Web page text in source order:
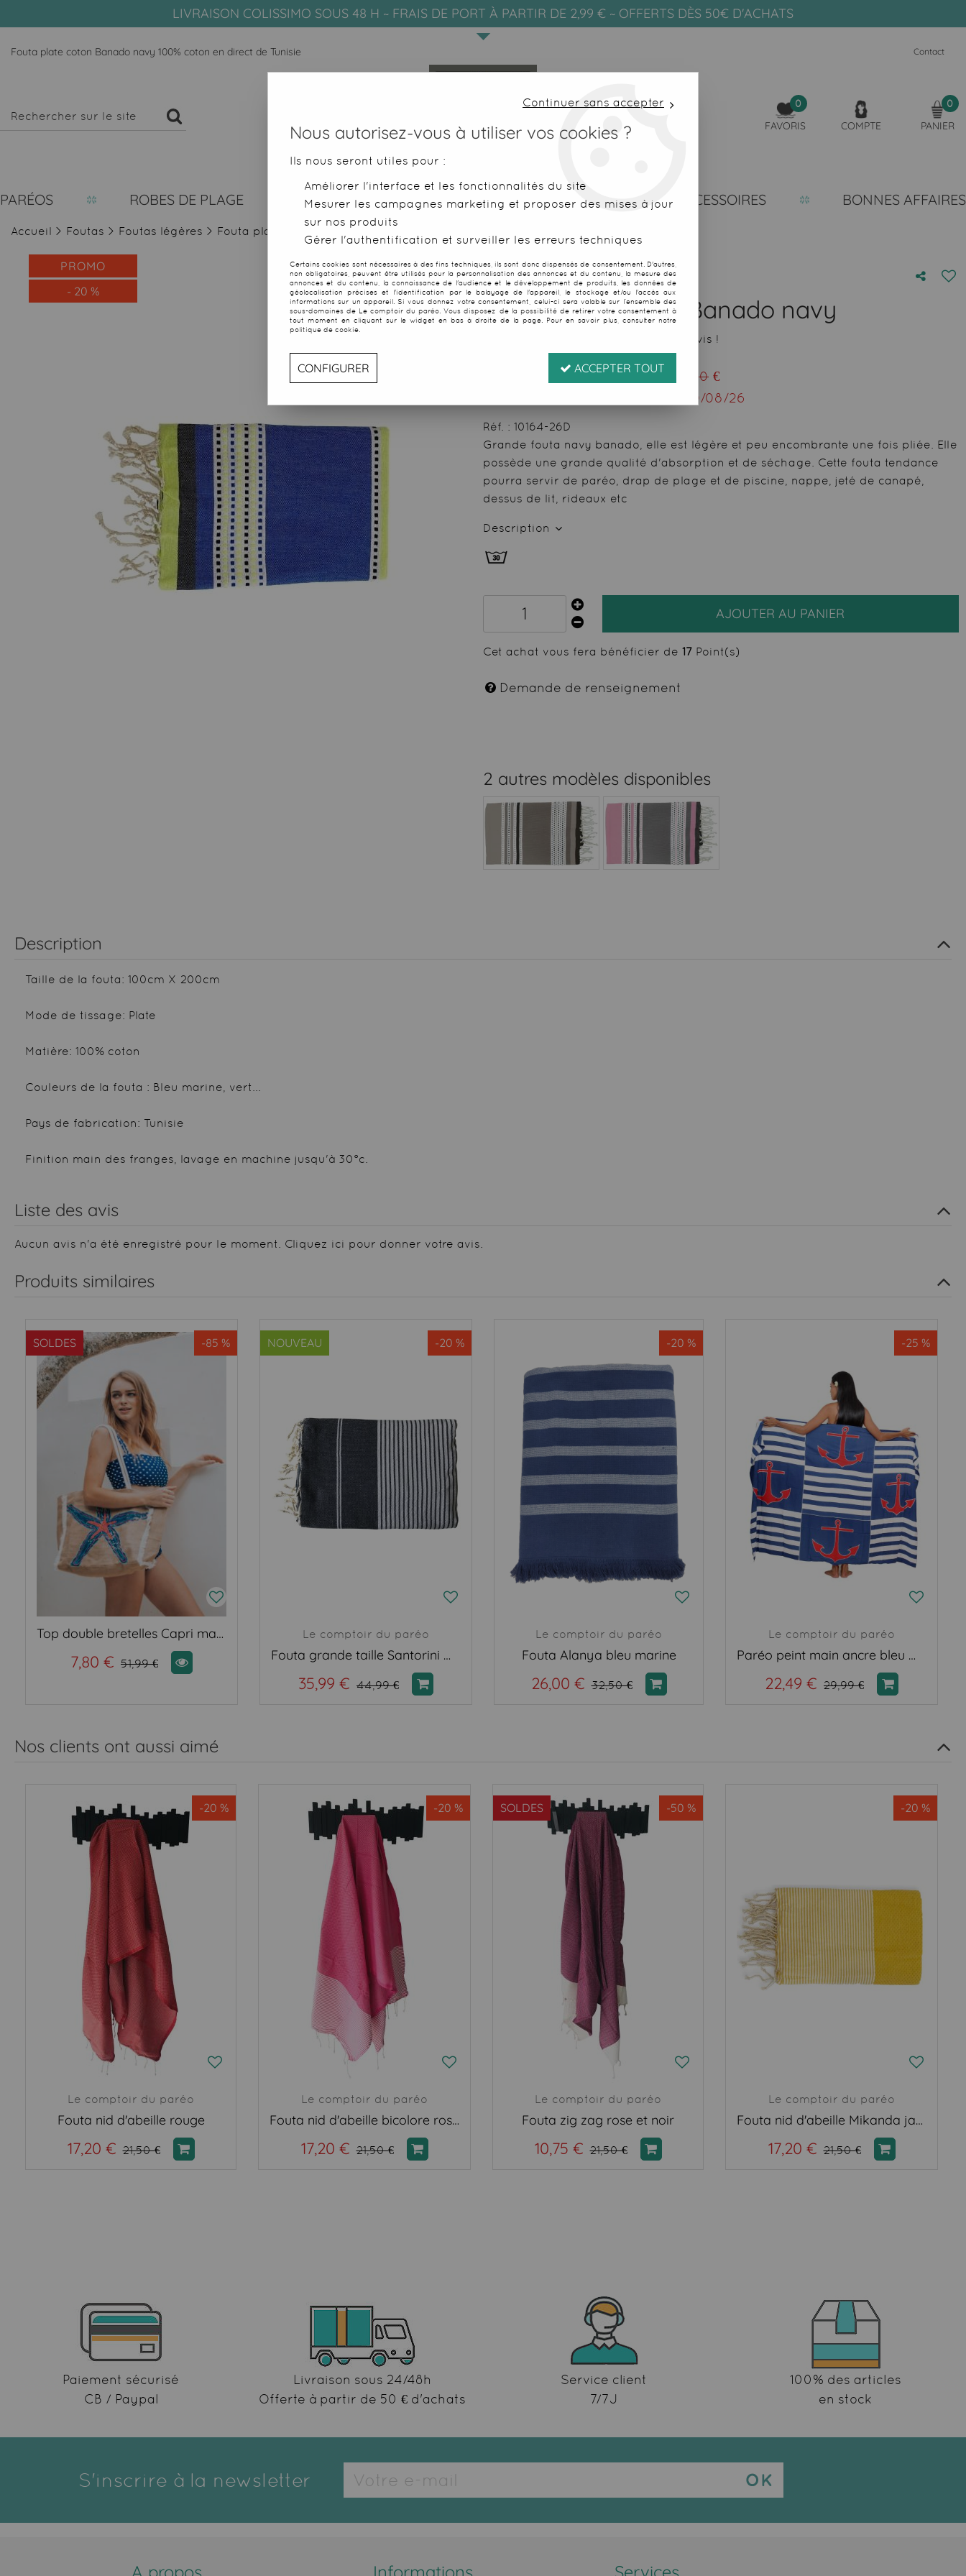
LIVRAISON COLISSIMO SOUS 48 H ~ FRAIS DE PORT À PARTIR DE 2,99 € ~ OFFERTS DÈS 50€ D'ACHATS
Fouta plate coton Banado navy 100% coton en direct de Tunisie Contact
0
FAVORIS COMPTE
0
PANIER
PARÉOS ROBES DE PLAGE SERVIETTES DE PLAGE FOUTAS ACCESSOIRES BONNES AFFAIRES
Accueil > Foutas > Foutas légères > Fouta plate coton Banado navy
PROMO
- 20 %
Fouta plate coton Banado navy
Soyez le premier à donner votre avis !
TTC au lieu de 21,50 €
10/08/26
Réf. : 10164-26D
Grande fouta navy banado, elle est légère et peu encombrante une fois pliée. Elle
possède une grande qualité d'absorption et de séchage. Cette fouta tendance
pourra servir de paréo, drap de plage et de piscine, nappe, jeté de canapé,
dessus de lit, rideaux etc
Description
AJOUTER AU PANIER
Cet achat vous fera bénéficier de 17 Point(s)
Demande de renseignement
2 autres modèles disponibles
Description
Taille de la fouta: 100cm X 200cm
Mode de tissage: Plate
Matière: 100% coton
Couleurs de la fouta : Bleu marine, vert...
Pays de fabrication: Tunisie
Finition main des franges, lavage en machine jusqu'à 30°c.
Liste des avis
Aucun avis n'a été enregistré pour le moment. Cliquez ici pour donner votre avis.
Produits similaires
SOLDES -85 %
Top double bretelles Capri marine
7,80 € 51,99 €
NOUVEAU -20 %
Le comptoir du paréo
Fouta grande taille Santorini Marine
35,99 € 44,99 €
-20 %
Le comptoir du paréo
Fouta Alanya bleu marine
26,00 € 32,50 €
-25 %
Le comptoir du paréo
Paréo peint main ancre bleu marine
22,49 € 29,99 €
Nos clients ont aussi aimé
-20 %
Le comptoir du paréo
Fouta nid d'abeille rouge
17,20 € 21,50 €
-20 %
Le comptoir du paréo
Fouta nid d'abeille bicolore rose et blanc
17,20 € 21,50 €
SOLDES -50 %
Le comptoir du paréo
Fouta zig zag rose et noir
10,75 € 21,50 €
-20 %
Le comptoir du paréo
Fouta nid d'abeille Mikanda jaune
17,20 € 21,50 €
Paiement sécurisé
CB / Paypal
Livraison sous 24/48h
Offerte à partir de 50 € d'achats
Service client
7/7J
100% des articles
en stock
S'inscrire à la newsletter
A propos Informations Services
Continuer sans accepter
Nous autorisez-vous à utiliser vos cookies ?
Ils nous seront utiles pour :
Améliorer l'interface et les fonctionnalités du site
Mesurer les campagnes marketing et proposer des mises à jour
sur nos produits
Gérer l'authentification et surveiller les erreurs techniques
Certains cookies sont nécessaires à des fins techniques, ils sont donc dispensés de consentement. D'autres,
non obligatoires, peuvent être utilisés pour la personnalisation des annonces et du contenu, la mesure des
annonces et du contenu, la connaissance de l'audience et le développement de produits, les données de
géolocalisation précises et l'identification par le balayage de l'appareil, le stockage et/ou l'accès aux
informations sur un appareil. Si vous donnez votre consentement, celui-ci sera valable sur l’ensemble des
sous-domaines de Le comptoir du paréo. Vous disposez de la possibilité de retirer votre consentement à
tout moment en cliquant sur le widget en bas à droite de la page. Pour en savoir plus, consulter notre
politique de cookie.
CONFIGURER ACCEPTER TOUT